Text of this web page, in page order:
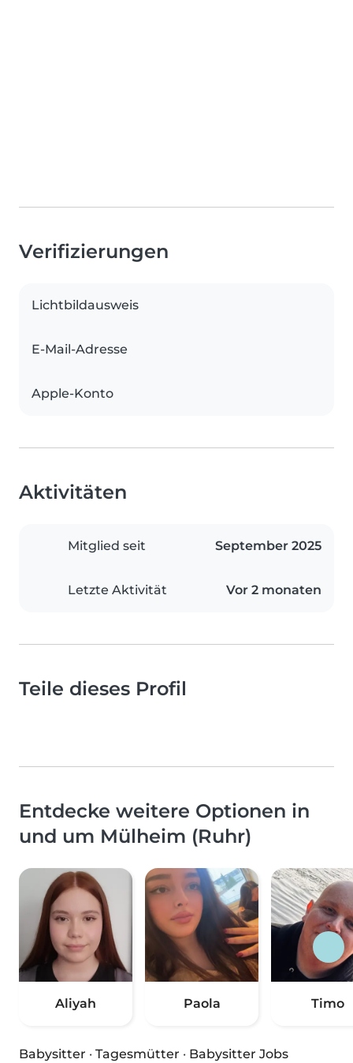
Verifizierungen
Lichtbildausweis
E-Mail-Adresse
Apple-Konto
Aktivitäten
Mitglied seit September 2025
Letzte Aktivität Vor 2 monaten
Teile dieses Profil
Entdecke weitere Optionen in
und um Mülheim (Ruhr)
Aliyah Paola Timo
Babysitter · Tagesmütter · Babysitter Jobs